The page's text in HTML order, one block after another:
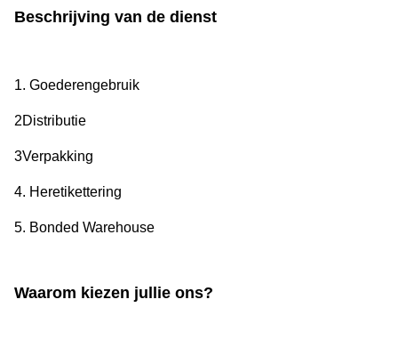
Beschrijving van de dienst
1. Goederengebruik
2Distributie
3Verpakking
4. Heretikettering
5. Bonded Warehouse
Waarom kiezen jullie ons?